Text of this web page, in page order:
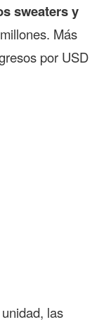
sweaters y
Más
por USD
las